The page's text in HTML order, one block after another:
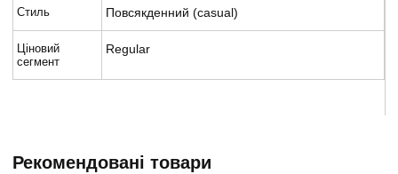
Стиль Повсякденний (casual)
Ціновий
сегмент
Regular
Рекомендовані товари